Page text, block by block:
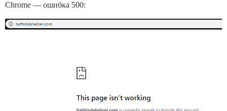
Chrome — ошибка 500: